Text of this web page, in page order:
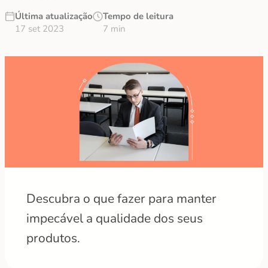
Última atualização
17 set 2023
Tempo de leitura
7 min
Descubra o que fazer para manter
impecável a qualidade dos seus
produtos.